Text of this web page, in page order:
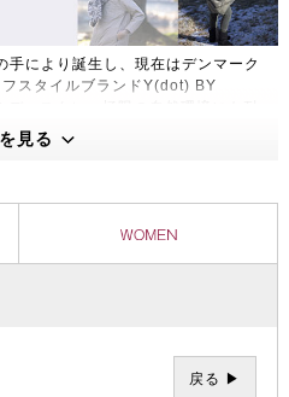
により誕生し、現在はデンマーク
スタイルブランドY(dot) BY
ロダクトは、アウトドアのプロフェ
々の過酷な冒険やレースを支えてき
見る
戻る ▶